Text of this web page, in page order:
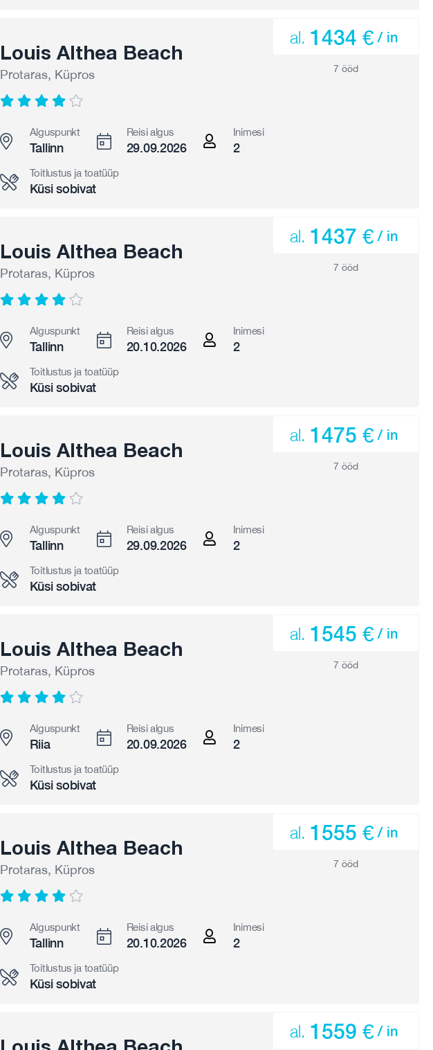
Louis Althea Beach
Protaras, Küpros
al. 1434 € / in
7 ööd
Alguspunkt
Tallinn
Reisi algus
29.09.2026
Inimesi
2
Toitlustus ja toatüüp
Küsi sobivat
Louis Althea Beach
Protaras, Küpros
al. 1437 € / in
7 ööd
Alguspunkt
Tallinn
Reisi algus
20.10.2026
Inimesi
2
Toitlustus ja toatüüp
Küsi sobivat
Louis Althea Beach
Protaras, Küpros
al. 1475 € / in
7 ööd
Alguspunkt
Tallinn
Reisi algus
29.09.2026
Inimesi
2
Toitlustus ja toatüüp
Küsi sobivat
Louis Althea Beach
Protaras, Küpros
al. 1545 € / in
7 ööd
Alguspunkt
Riia
Reisi algus
20.09.2026
Inimesi
2
Toitlustus ja toatüüp
Küsi sobivat
Louis Althea Beach
Protaras, Küpros
al. 1555 € / in
7 ööd
Alguspunkt
Tallinn
Reisi algus
20.10.2026
Inimesi
2
Toitlustus ja toatüüp
Küsi sobivat
al. 1559 € / in